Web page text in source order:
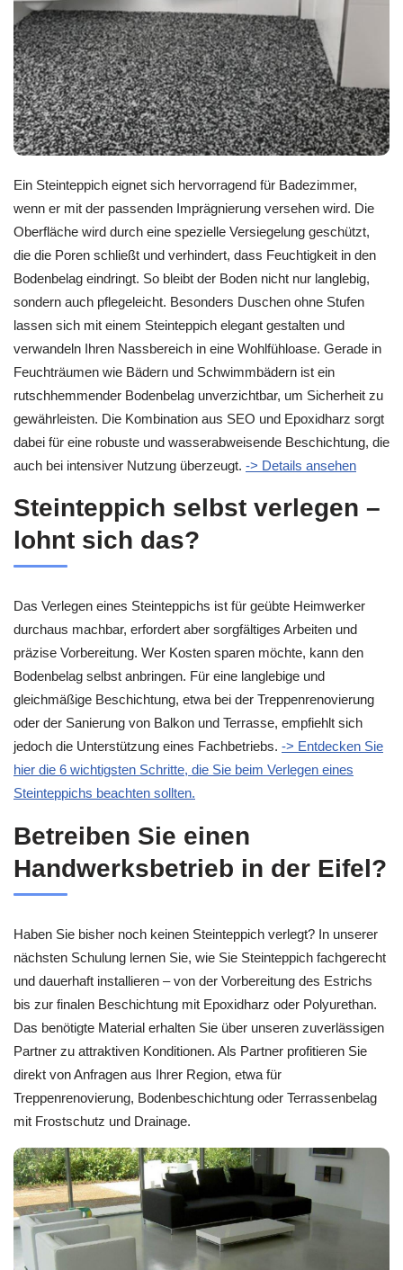
Ein Steinteppich eignet sich hervorragend für Badezimmer,
wenn er mit der passenden Imprägnierung versehen wird. Die
Oberfläche wird durch eine spezielle Versiegelung geschützt,
die die Poren schließt und verhindert, dass Feuchtigkeit in den
Bodenbelag eindringt. So bleibt der Boden nicht nur langlebig,
sondern auch pflegeleicht. Besonders Duschen ohne Stufen
lassen sich mit einem Steinteppich elegant gestalten und
verwandeln Ihren Nassbereich in eine Wohlfühloase. Gerade in
Feuchträumen wie Bädern und Schwimmbädern ist ein
rutschhemmender Bodenbelag unverzichtbar, um Sicherheit zu
gewährleisten. Die Kombination aus SEO und Epoxidharz sorgt
dabei für eine robuste und wasserabweisende Beschichtung, die
auch bei intensiver Nutzung überzeugt. -> Details ansehen
Steinteppich selbst verlegen –
lohnt sich das?
Das Verlegen eines Steinteppichs ist für geübte Heimwerker
durchaus machbar, erfordert aber sorgfältiges Arbeiten und
präzise Vorbereitung. Wer Kosten sparen möchte, kann den
Bodenbelag selbst anbringen. Für eine langlebige und
gleichmäßige Beschichtung, etwa bei der Treppenrenovierung
oder der Sanierung von Balkon und Terrasse, empfiehlt sich
jedoch die Unterstützung eines Fachbetriebs. -> Entdecken Sie
hier die 6 wichtigsten Schritte, die Sie beim Verlegen eines
Steinteppichs beachten sollten.
Betreiben Sie einen
Handwerksbetrieb in der Eifel?
Haben Sie bisher noch keinen Steinteppich verlegt? In unserer
nächsten Schulung lernen Sie, wie Sie Steinteppich fachgerecht
und dauerhaft installieren – von der Vorbereitung des Estrichs
bis zur finalen Beschichtung mit Epoxidharz oder Polyurethan.
Das benötigte Material erhalten Sie über unseren zuverlässigen
Partner zu attraktiven Konditionen. Als Partner profitieren Sie
direkt von Anfragen aus Ihrer Region, etwa für
Treppenrenovierung, Bodenbeschichtung oder Terrassenbelag
mit Frostschutz und Drainage.